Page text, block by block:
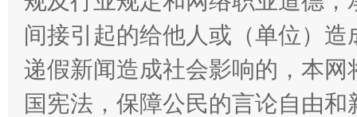
间接引起的给他人或（单位）
递假新闻造成社会影响的，本
国宪法，保障公民的言论自由